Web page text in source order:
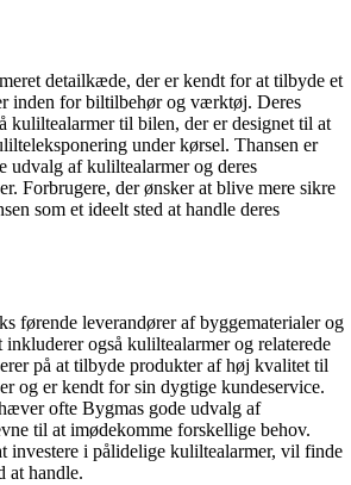
detailkæde, der er kendt for at tilbyde et
inden for biltilbehør og værktøj. Deres
kuliltealarmer til bilen, der er designet til at
under kørsel. Thansen er
udvalg af kuliltealarmer og deres
Forbrugere, der ønsker at blive mere sikre
som et ideelt sted at handle deres
førende leverandører af byggematerialer og
også kuliltealarmer og relaterede
på at tilbyde produkter af høj kvalitet til
og er kendt for sin dygtige kundeservice.
ofte Bygmas gode udvalg af
til at imødekomme forskellige behov.
investere i pålidelige kuliltealarmer, vil finde
at handle.